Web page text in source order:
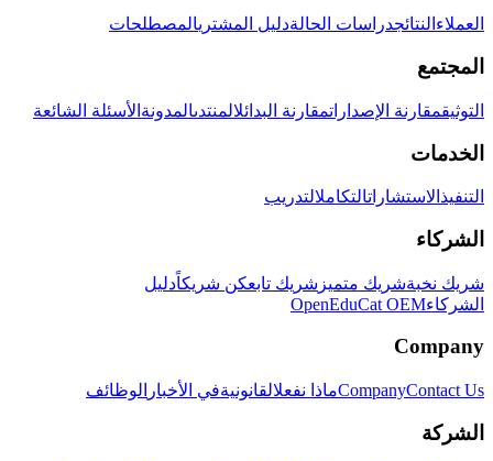
العملاء النتائجدراسات الحالةدليل المشتريالمصطلحات
المجتمع
التوثيقمقارنة الإصداراتمقارنة البدائلالمنتدىالمدونة الأسئلة الشائعة
الخدمات
التنفيذ الاستشاراتالتكاملالتدريب
الشركاء
شريك نخبةشريك متميز شريك تابعكن شريكاًدليل
الشركاءOpenEduCat OEM
Company
CompanyContact Us ماذا نفعلالقانونيةفي الأخبار الوظائف
الشركة